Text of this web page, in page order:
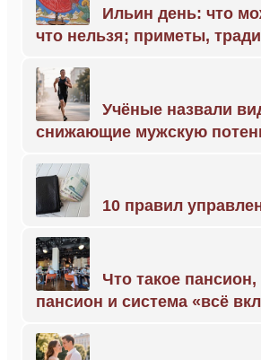
Ильин день: что
что нельзя; приметы,
Учёные назвали
снижающие мужскую
10 правил
Что такое
пансион и система «всё